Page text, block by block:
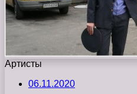
Артисты
06.11.2020